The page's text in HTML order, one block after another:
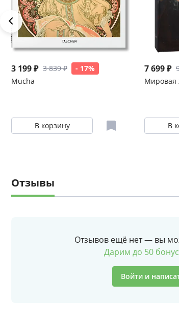
3 199 ₽ 3 839 ₽
- 17%
Mucha
В корзину
7 699 ₽
Мировая
В
Отзывы
Отзывов ещё нет — вы
Дарим до 50
Войти и